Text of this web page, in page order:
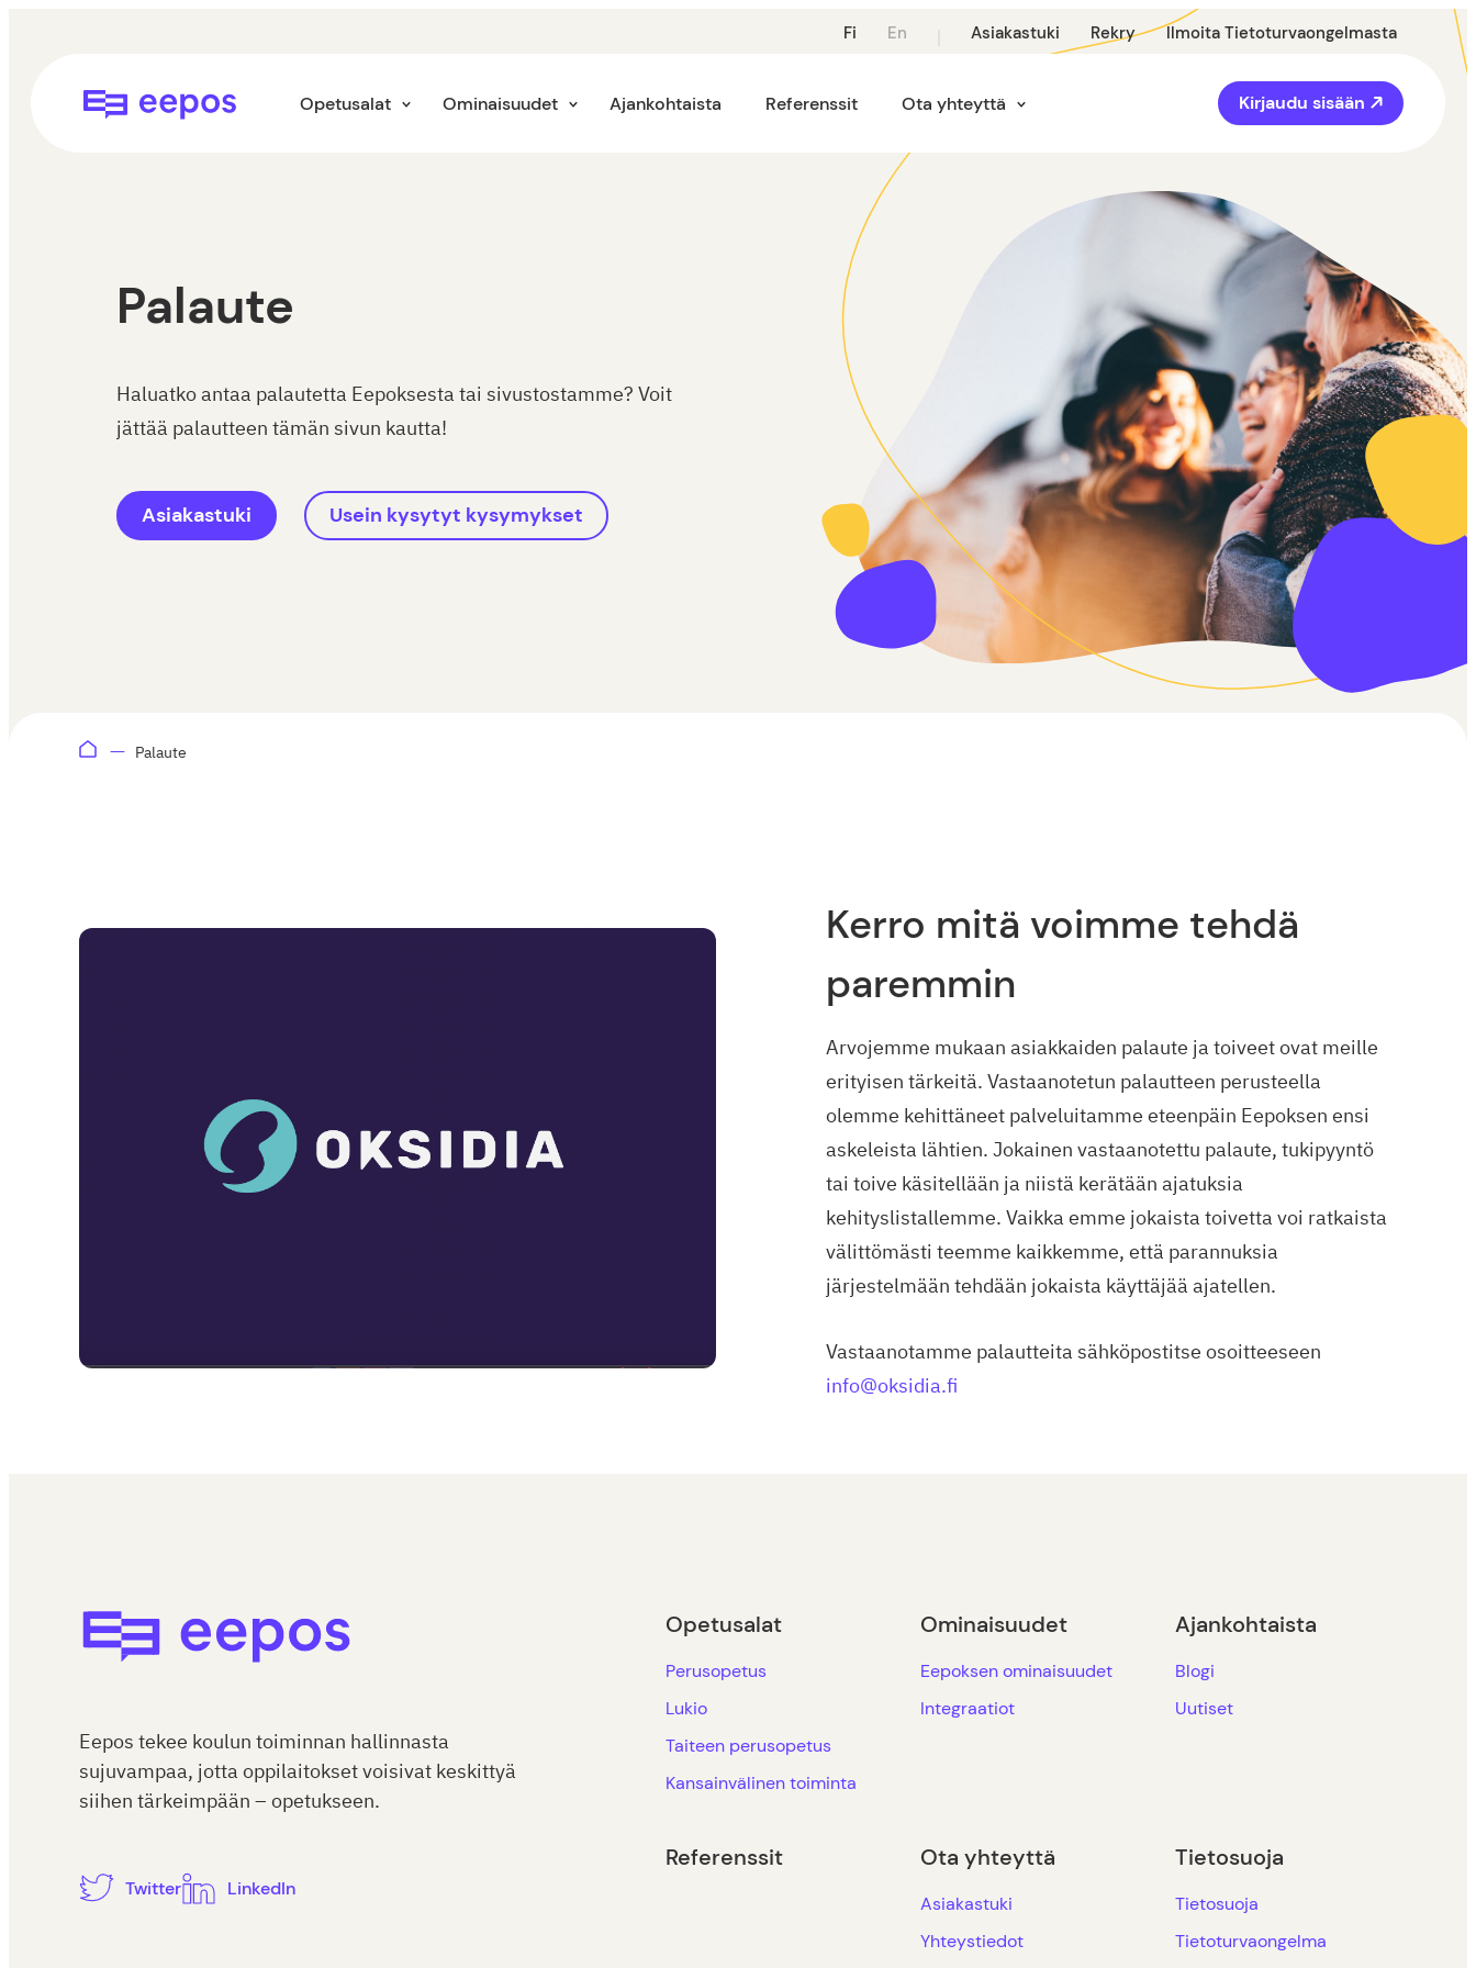
Suomi:
Fi
English:
Vaihda
English
En Asiakastuki Rekry Ilmoita Tietoturvaongelmasta
Eepos-oppilaitoshallinta Opetusalat Ominaisuudet Ajankohtaista Referenssit Ota yhteyttä Kirjaudu sisään
Palaute
Haluatko antaa palautetta Eepoksesta tai sivustostamme? Voit
jättää palautteen tämän sivun kautta!
Asiakastuki Usein kysytyt kysymykset
Palaute
Kerro mitä voimme tehdä
paremmin
Arvojemme mukaan asiakkaiden palaute ja toiveet ovat meille
erityisen tärkeitä. Vastaanotetun palautteen perusteella
olemme kehittäneet palveluitamme eteenpäin Eepoksen ensi
askeleista lähtien. Jokainen vastaanotettu palaute, tukipyyntö
tai toive käsitellään ja niistä kerätään ajatuksia
kehityslistallemme. Vaikka emme jokaista toivetta voi ratkaista
välittömästi teemme kaikkemme, että parannuksia
järjestelmään tehdään jokaista käyttäjää ajatellen.
Vastaanotamme palautteita sähköpostitse osoitteeseen
info@oksidia.fi
Eepos tekee koulun toiminnan hallinnasta
sujuvampaa, jotta oppilaitokset voisivat keskittyä
siihen tärkeimpään – opetukseen.
Twitter LinkedIn
Opetusalat
Perusopetus
Lukio
Taiteen perusopetus
Kansainvälinen toiminta
Ominaisuudet
Eepoksen ominaisuudet
Integraatiot
Ajankohtaista
Blogi
Uutiset
Referenssit Ota yhteyttä
Asiakastuki
Yhteystiedot
Tietosuoja
Tietosuoja
Tietoturvaongelma